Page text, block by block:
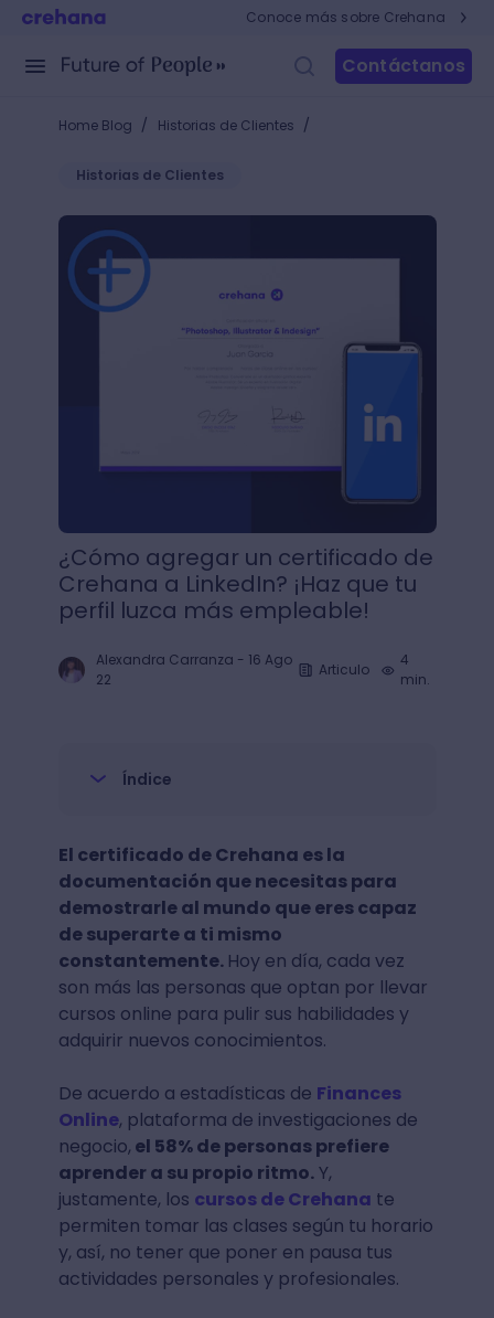
Conoce más sobre Crehana
Contáctanos
Home Blog / Historias de Clientes /
Historias de Clientes
¿Cómo agregar un certificado de Crehana a
¿Cómo agregar un certificado de
Crehana a LinkedIn? ¡Haz que tu
perfil luzca más empleable!
Alexandra Carranza - 16 Ago
22
Articulo
4
min.
Índice
El certificado de Crehana es la
documentación que necesitas para
demostrarle al mundo que eres capaz
de superarte a ti mismo
constantemente. Hoy en día, cada vez
son más las personas que optan por llevar
cursos online para pulir sus habilidades y
adquirir nuevos conocimientos.
De acuerdo a estadísticas de Finances
Online, plataforma de investigaciones de
negocio, el 58% de personas prefiere
aprender a su propio ritmo.Y,
justamente, los cursos de Crehana te
permiten tomar las clases según tu horario
y, así, no tener que poner en pausa tus
actividades personales y profesionales.